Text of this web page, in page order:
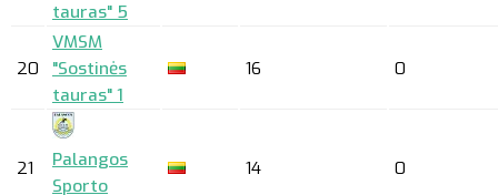
tauras" 5
20
VMSM
"Sostinės
tauras" 1
16 0
21
Palangos
Sporto
14 0